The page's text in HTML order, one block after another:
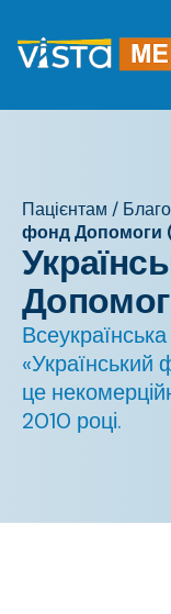
змісту
Пацієнтам /
фонд Допомоги
Всеукраїнська
це
2010 році.